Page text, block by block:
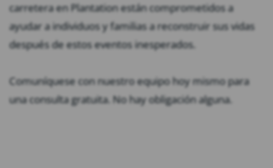
carretera en Plantation están comprometidos a
ayudar a individuos y familias a reconstruir sus vidas
después de estos eventos inesperados.
Comuníquese con nuestro equipo hoy mismo para
una consulta gratuita. No hay obligación alguna.